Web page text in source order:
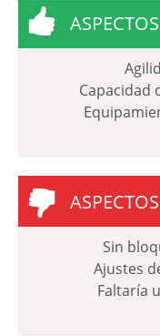
Capacidad
Sin
Ajustes
Faltaría